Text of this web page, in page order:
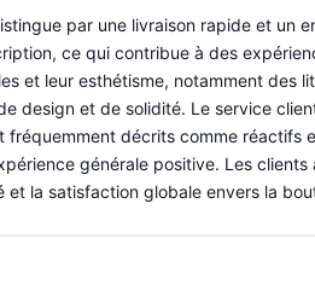
par une livraison rapide et un
ce qui contribue à des
et leur esthétisme, notamment des
design et de solidité. Le service
fréquemment décrits comme
générale positive. Les
et la satisfaction globale envers la